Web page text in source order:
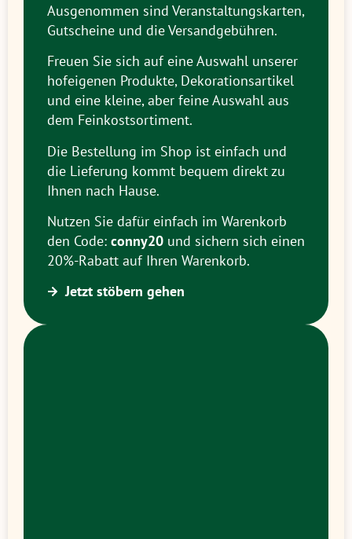
Ausgenommen sind Veranstaltungskarten,
Gutscheine und die Versandgebühren.
Freuen Sie sich auf eine Auswahl unserer
hofeigenen Produkte, Dekorationsartikel
und eine kleine, aber feine Auswahl aus
dem Feinkostsortiment.
Die Bestellung im Shop ist einfach und
die Lieferung kommt bequem direkt zu
Ihnen nach Hause.
Nutzen Sie dafür einfach im Warenkorb
den Code: conny20 und sichern sich einen
20%-Rabatt auf Ihren Warenkorb.
Jetzt stöbern gehen